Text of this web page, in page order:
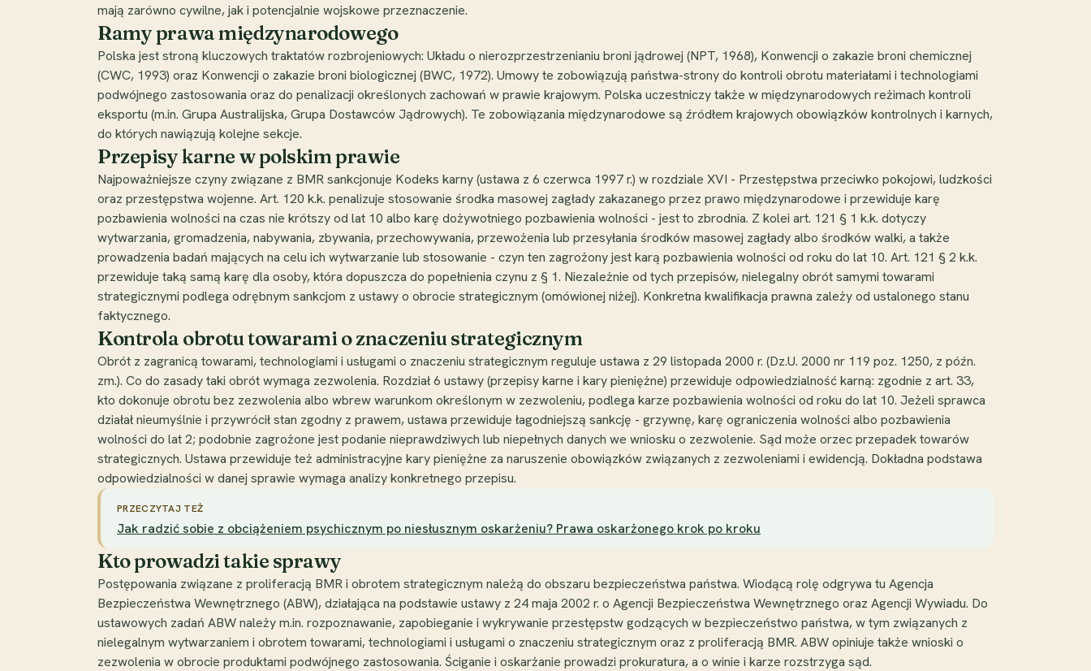
mają zarówno cywilne, jak i potencjalnie wojskowe przeznaczenie.
Ramy prawa międzynarodowego
Polska jest stroną kluczowych traktatów rozbrojeniowych: Układu o nierozprzestrzenianiu broni jądrowej (NPT, 1968), Konwencji o zakazie broni chemicznej
(CWC, 1993) oraz Konwencji o zakazie broni biologicznej (BWC, 1972). Umowy te zobowiązują państwa-strony do kontroli obrotu materiałami i technologiami
podwójnego zastosowania oraz do penalizacji określonych zachowań w prawie krajowym. Polska uczestniczy także w międzynarodowych reżimach kontroli
eksportu (m.in. Grupa Australijska, Grupa Dostawców Jądrowych). Te zobowiązania międzynarodowe są źródłem krajowych obowiązków kontrolnych i karnych,
do których nawiązują kolejne sekcje.
Przepisy karne w polskim prawie
Najpoważniejsze czyny związane z BMR sankcjonuje Kodeks karny (ustawa z 6 czerwca 1997 r.) w rozdziale XVI - Przestępstwa przeciwko pokojowi, ludzkości
oraz przestępstwa wojenne. Art. 120 k.k. penalizuje stosowanie środka masowej zagłady zakazanego przez prawo międzynarodowe i przewiduje karę
pozbawienia wolności na czas nie krótszy od lat 10 albo karę dożywotniego pozbawienia wolności - jest to zbrodnia. Z kolei art. 121 § 1 k.k. dotyczy
wytwarzania, gromadzenia, nabywania, zbywania, przechowywania, przewożenia lub przesyłania środków masowej zagłady albo środków walki, a także
prowadzenia badań mających na celu ich wytwarzanie lub stosowanie - czyn ten zagrożony jest karą pozbawienia wolności od roku do lat 10. Art. 121 § 2 k.k.
przewiduje taką samą karę dla osoby, która dopuszcza do popełnienia czynu z § 1. Niezależnie od tych przepisów, nielegalny obrót samymi towarami
strategicznymi podlega odrębnym sankcjom z ustawy o obrocie strategicznym (omówionej niżej). Konkretna kwalifikacja prawna zależy od ustalonego stanu
faktycznego.
Kontrola obrotu towarami o znaczeniu strategicznym
Obrót z zagranicą towarami, technologiami i usługami o znaczeniu strategicznym reguluje ustawa z 29 listopada 2000 r. (Dz.U. 2000 nr 119 poz. 1250, z późn.
zm.). Co do zasady taki obrót wymaga zezwolenia. Rozdział 6 ustawy (przepisy karne i kary pieniężne) przewiduje odpowiedzialność karną: zgodnie z art. 33,
kto dokonuje obrotu bez zezwolenia albo wbrew warunkom określonym w zezwoleniu, podlega karze pozbawienia wolności od roku do lat 10. Jeżeli sprawca
działał nieumyślnie i przywrócił stan zgodny z prawem, ustawa przewiduje łagodniejszą sankcję - grzywnę, karę ograniczenia wolności albo pozbawienia
wolności do lat 2; podobnie zagrożone jest podanie nieprawdziwych lub niepełnych danych we wniosku o zezwolenie. Sąd może orzec przepadek towarów
strategicznych. Ustawa przewiduje też administracyjne kary pieniężne za naruszenie obowiązków związanych z zezwoleniami i ewidencją. Dokładna podstawa
odpowiedzialności w danej sprawie wymaga analizy konkretnego przepisu.
PRZECZYTAJ TEŻ
Jak radzić sobie z obciążeniem psychicznym po niesłusznym oskarżeniu? Prawa oskarżonego krok po kroku
Kto prowadzi takie sprawy
Postępowania związane z proliferacją BMR i obrotem strategicznym należą do obszaru bezpieczeństwa państwa. Wiodącą rolę odgrywa tu Agencja
Bezpieczeństwa Wewnętrznego (ABW), działająca na podstawie ustawy z 24 maja 2002 r. o Agencji Bezpieczeństwa Wewnętrznego oraz Agencji Wywiadu. Do
ustawowych zadań ABW należy m.in. rozpoznawanie, zapobieganie i wykrywanie przestępstw godzących w bezpieczeństwo państwa, w tym związanych z
nielegalnym wytwarzaniem i obrotem towarami, technologiami i usługami o znaczeniu strategicznym oraz z proliferacją BMR. ABW opiniuje także wnioski o
zezwolenia w obrocie produktami podwójnego zastosowania. Ściganie i oskarżanie prowadzi prokuratura, a o winie i karze rozstrzyga sąd.